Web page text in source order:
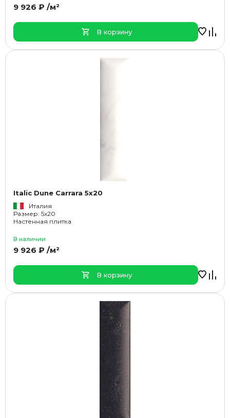
9 926 ₽ /м²
В корзину
Italic Dune Carrara 5x20
Италия
Размер: 5x20
Настенная плитка
В наличии
9 926 ₽ /м²
В корзину